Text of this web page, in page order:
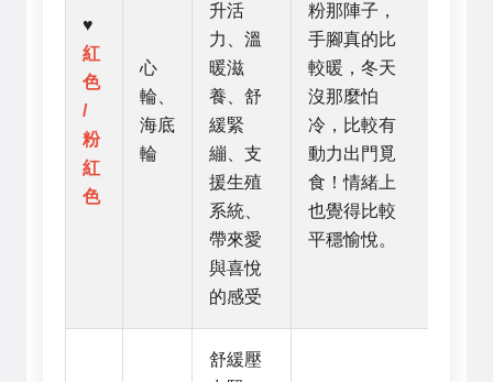
♥️
紅
色
/
粉
紅
色
心
輪、
海底
輪
升活
力、溫
暖滋
養、舒
緩緊
繃、支
援生殖
系統、
帶來愛
與喜悅
的感受
粉那陣子，
手腳真的比
較暖，冬天
沒那麼怕
冷，比較有
動力出門覓
食！情緒上
也覺得比較
平穩愉悅。
舒緩壓